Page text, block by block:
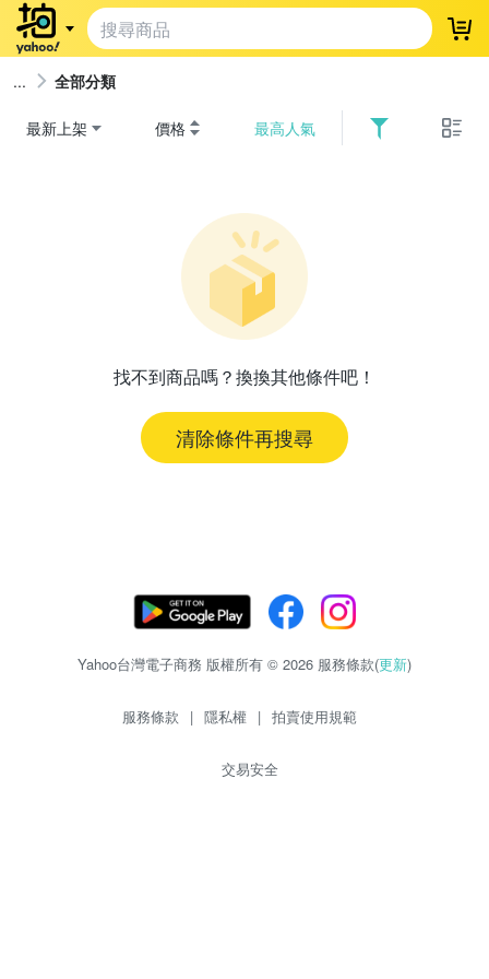
登
全部分類
最新上架 價格 最高人氣
找不到商品嗎？換換其他條件吧！
清除條件再搜尋
Yahoo台灣電子商務 版權所有 © 2026 服務條款(更新)
服務條款 | 隱私權 | 拍賣使用規範
交易安全